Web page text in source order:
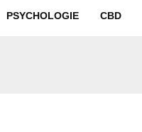
PSYCHOLOGIE CBD